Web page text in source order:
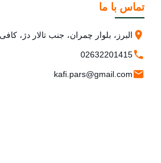
تماس با ما
البرز، بلوار چمران، جنب تالار دژ،
02632201415
kafi.pars@gmail.com